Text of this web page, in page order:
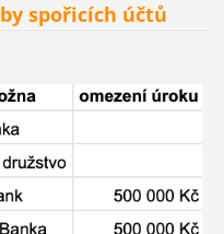
spořicích účtů